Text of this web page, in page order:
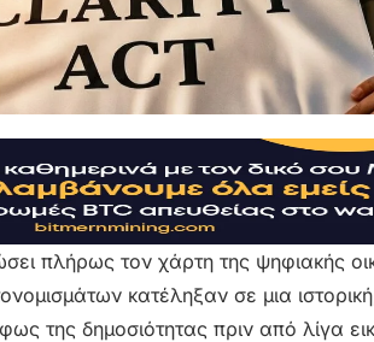
πλήρως τον χάρτη της ψηφιακής
κατέληξαν σε μια
της δημοσιότητας πριν από λίγα